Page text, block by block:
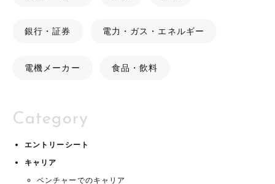
銀行・証券 電力・ガス・エネルギー
電機メーカー 食品・飲料
Category
エントリーシート
キャリア
ベンチャーでのキャリア